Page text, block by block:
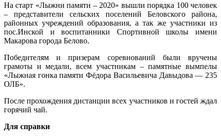
На старт «Лыжни памяти – 2020» вышли порядка 100 человек
– представители сельских поселений Беловского района,
районных учреждений образования, а так же участники из
пос.Инской и воспитанники Спортивной школы имени
Макарова города Белово.
Победителям и призерам соревнований были вручены
грамоты и медали,всем участникам – памятные вымпелы
«Лыжная гонка памяти Фёдора Васильевича Давыдова — 235
ОЛБ».
После прохождения дистанции всех участников и гостей ждал
горячий чай.
Для справки